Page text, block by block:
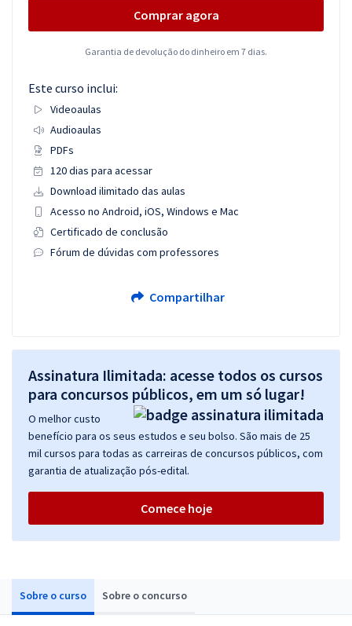
Sobre o curso Sobre o concurso
Comprar agora
Garantia de devolução do dinheiro em 7 dias.
Este curso inclui:
Videoaulas
Audioaulas
PDFs
120 dias para acessar
Download ilimitado das aulas
Acesso no Android, iOS, Windows e Mac
Certificado de conclusão
Fórum de dúvidas com professores
Compartilhar
Assinatura Ilimitada: acesse todos os cursos
para concursos públicos, em um só lugar!
O melhor custo
benefício para os seus estudos e seu bolso. São mais de 25
mil cursos para todas as carreiras de concursos públicos, com
garantia de atualização pós-edital.
Comece hoje